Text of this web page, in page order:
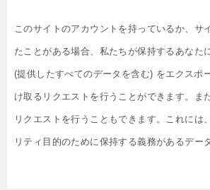
このサイトのアカウントを持っているか、サ
たことがある場合、私たちが保持するあなた
(提供したすべてのデータを含む) をエクスポ
け取るリクエストを行うことができます。ま
リクエストを行うこともできます。これには
リティ目的のために保持する義務があるデー